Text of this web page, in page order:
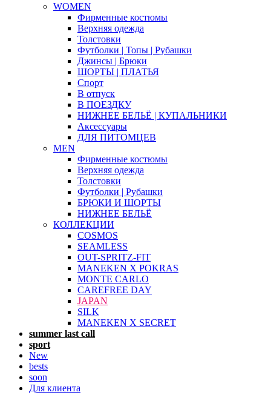
WOMEN
Фирменные костюмы
Верхняя одежда
Толстовки
Футболки | Топы | Рубашки
Джинсы | Брюки
ШОРТЫ | ПЛАТЬЯ
Спорт
В отпуск
В ПОЕЗДКУ
НИЖНЕЕ БЕЛЬЁ | КУПАЛЬНИКИ
Аксессуары
ДЛЯ ПИТОМЦЕВ
MEN
Фирменные костюмы
Верхняя одежда
Толстовки
Футболки | Рубашки
БРЮКИ И ШОРТЫ
НИЖНЕЕ БЕЛЬЁ
КОЛЛЕКЦИИ
COSMOS
SEAMLESS
OUT-SPRITZ-FIT
MANEKEN X POKRAS
MONTE CARLO
CAREFREE DAY
JAPAN
SILK
MANEKEN X SECRET
summer last call
sport
New
bests
soon
Для клиента